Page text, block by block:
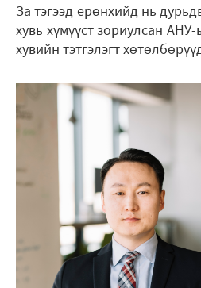
За тэгээд ерөнхийд нь
хувь хүмүүст зориулсан
хувийн тэтгэлэгт